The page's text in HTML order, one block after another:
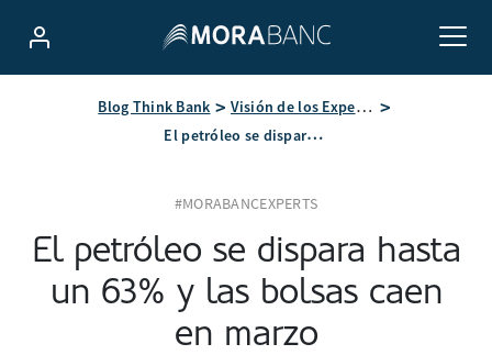
Blog Think Bank Visión de los Expertos
El petróleo se dispara hasta un 63% y las bolsas caen en marzo
#MORABANCEXPERTS
El petróleo se dispara hasta
un 63% y las bolsas caen
en marzo